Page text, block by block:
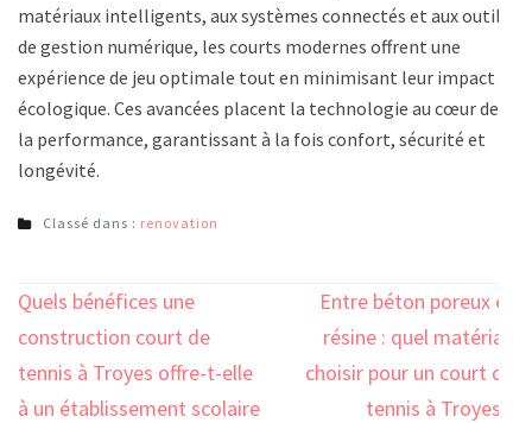
matériaux intelligents, aux systèmes connectés et aux outils
de gestion numérique, les courts modernes offrent une
expérience de jeu optimale tout en minimisant leur impact
écologique. Ces avancées placent la technologie au cœur de
la performance, garantissant à la fois confort, sécurité et
longévité.
Classé dans : renovation
Navigation
de
l’article
Quels bénéfices une
construction court de
tennis à Troyes offre-t-elle
à un établissement scolaire
Entre béton poreux et
résine : quel matériau
choisir pour un court de
tennis à Troyes ?